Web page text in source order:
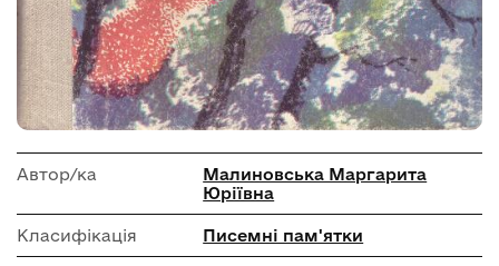
Автор/ка
Малиновська Маргарита
Юріївна
Класифікація Писемні пам'ятки